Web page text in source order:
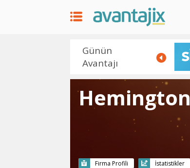
Günün
Avantajı
Hemington
Firma Profili İstatistikler